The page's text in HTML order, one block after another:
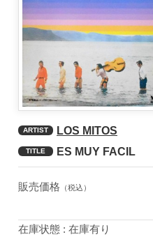
ARTIST LOS MITOS
TITLE ES MUY FACIL
販売価格 （税込）
在庫状態 : 在庫有り